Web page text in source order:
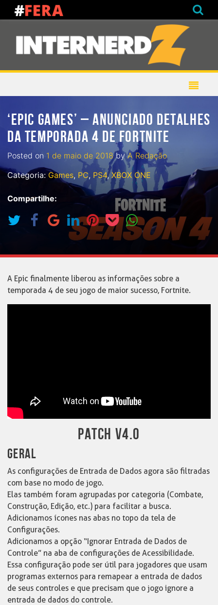
‘EPIC GAMES’ – ANUNCIADO DETALHES
DA TEMPORADA 4 DE FORTNITE
Posted on 1 de maio de 2018byA Redação
Categoria: Games, PC, PS4,XBOX ONE
Compartilhe:
A Epic finalmente liberou as informações sobre a
temporada 4 de seu jogo de maior sucesso, Fortnite.
PATCH V4.0
GERAL
As configurações de Entrada de Dados agora são filtradas
com base no modo de jogo.
Elas também foram agrupadas por categoria (Combate,
Construção, Edição, etc.) para facilitar a busca.
Adicionamos ícones nas abas no topo da tela de
Configurações.
Adicionamos a opção “Ignorar Entrada de Dados de
Controle” na aba de configurações de Acessibilidade.
Essa configuração pode ser útil para jogadores que usam
programas externos para remapear a entrada de dados
de seus controles e que precisam que o jogo ignore a
entrada de dados do controle.